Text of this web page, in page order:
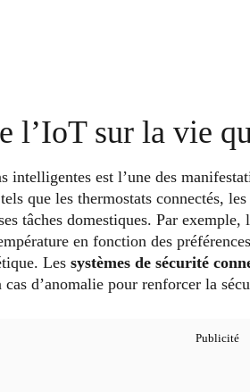
l’IoT sur la vie
intelligentes est l’une des
que les thermostats connectés,
tâches domestiques. Par
en fonction des
Les systèmes de sécurité
cas d’anomalie pour renforcer la